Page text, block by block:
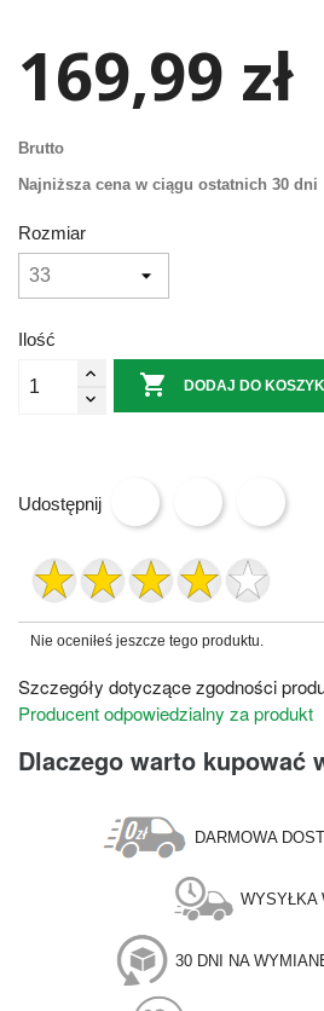
169,99 zł
Brutto
Najniższa cena w ciągu ostatnich 30 dni
Rozmiar
Ilość
 DODAJ DO
Udostępnij
Nie oceniłeś jeszcze tego produktu.
Szczegóły dotyczące zgodności
Producent odpowiedzialny za produkt
Dlaczego warto kupować
DARMOWA
WYSYŁKA
30 DNI NA